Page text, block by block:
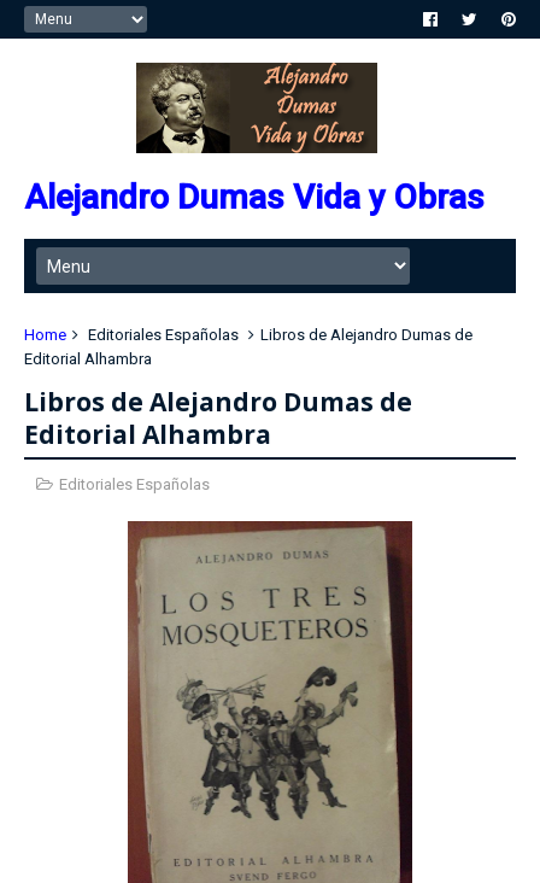
Alejandro Dumas Vida y Obras
Home Editoriales Españolas
Libros de Alejandro Dumas de
Editorial Alhambra
Libros de Alejandro Dumas de
Editorial Alhambra
Editoriales Españolas